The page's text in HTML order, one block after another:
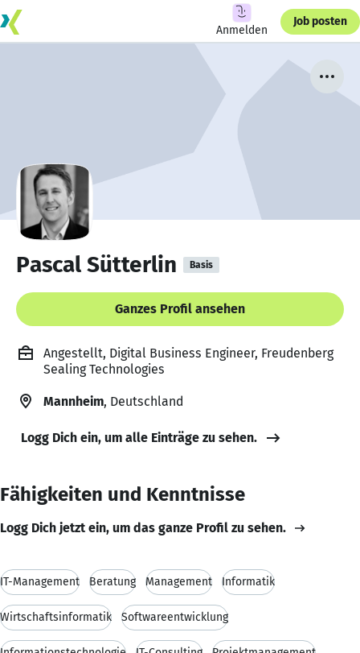
Anmelden
Job posten
Pascal Sütterlin Basis
Ganzes Profil ansehen
Angestellt, Digital Business Engineer, Freudenberg
Sealing Technologies
Mannheim, Deutschland
Logg Dich ein, um alle Einträge zu sehen.
Fähigkeiten und Kenntnisse
Logg Dich jetzt ein, um das ganze Profil zu sehen.
IT-Management Beratung Management Informatik
Wirtschaftsinformatik Softwareentwicklung